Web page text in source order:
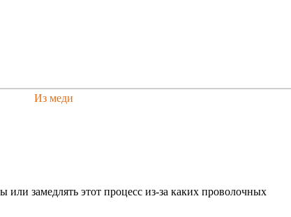
Из меди
замедлять этот процесс из-за каких проволочных